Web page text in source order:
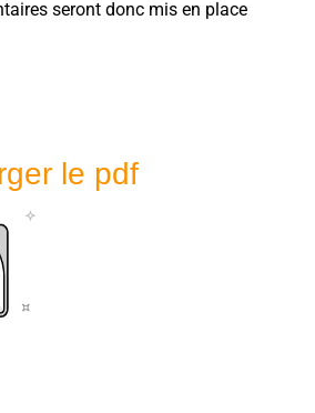
seront donc mis en place
le pdf